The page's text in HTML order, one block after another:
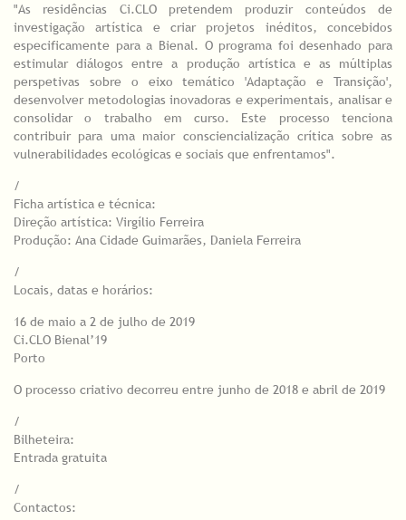
"As residências Ci.CLO pretendem produzir conteúdos de
investigação artística e criar projetos inéditos, concebidos
especificamente para a Bienal. O programa foi desenhado para
estimular diálogos entre a produção artística e as múltiplas
perspetivas sobre o eixo temático 'Adaptação e Transição',
desenvolver metodologias inovadoras e experimentais, analisar e
consolidar o trabalho em curso. Este processo tenciona
contribuir para uma maior consciencialização crítica sobre as
vulnerabilidades ecológicas e sociais que enfrentamos".
/
Ficha artística e técnica:
Direção artística: Virgílio Ferreira
Produção: Ana Cidade Guimarães, Daniela Ferreira
/
Locais, datas e horários:
16 de maio a 2 de julho de 2019
Ci.CLO Bienal’19
Porto
O processo criativo decorreu entre junho de 2018 e abril de 2019
/
Bilheteira:
Entrada gratuita
/
Contactos: